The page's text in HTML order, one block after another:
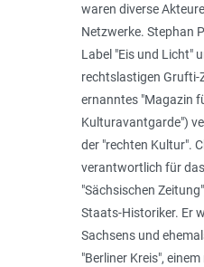
waren diverse
Netzwerke. Stephan
Label "Eis und Licht"
rechtslastigen Grufti-
ernanntes "Magazin
Kulturavantgarde")
der "rechten Kultur".
verantwortlich für
"Sächsischen
Staats-Historiker. Er
Sachsens und
"Berliner Kreis",